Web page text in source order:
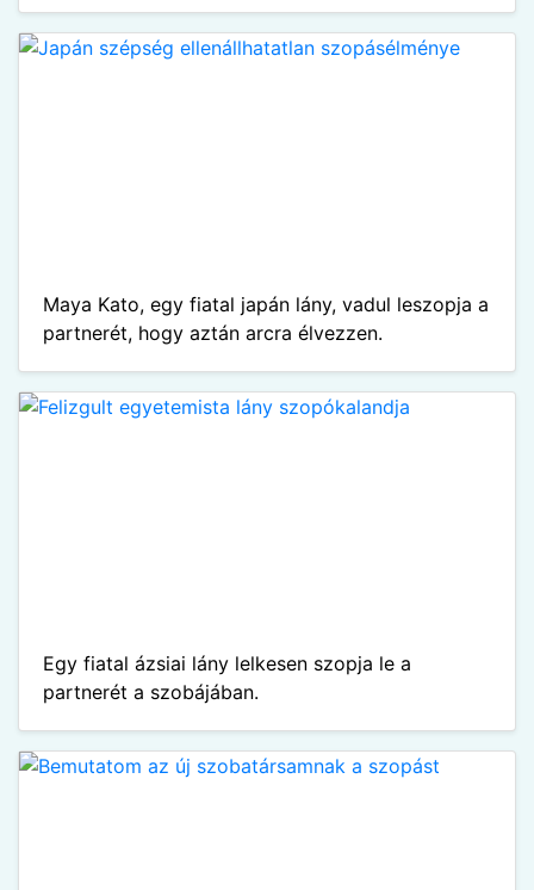
Maya Kato, egy fiatal japán lány, vadul leszopja a
partnerét, hogy aztán arcra élvezzen.
Egy fiatal ázsiai lány lelkesen szopja le a
partnerét a szobájában.